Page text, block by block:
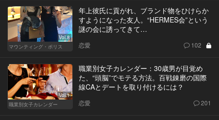
Vol.8
マウンティング・ポリス
年上彼氏に貢がれ、ブランド物をひけらか
すようになった友人。“HERMES会”という
謎の会に誘ってきて…
恋愛 102
Vol.1
職業別女子カレンダー
職業別女子カレンダー：30歳男が目覚め
た、“頭脳”でモテる方法。百戦錬磨の国際
線CAとデートを取り付けるには？
恋愛 201